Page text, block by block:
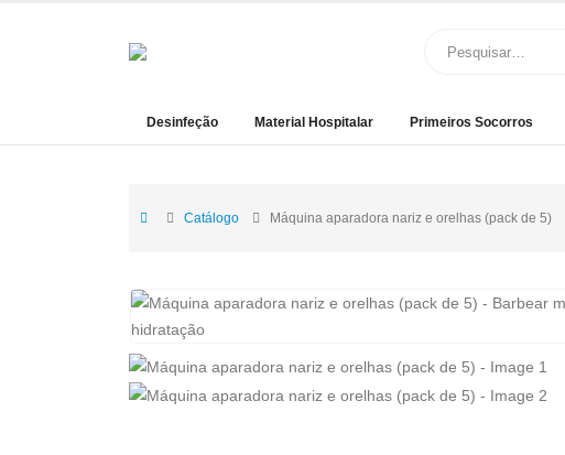
Desinfeção Material Hospitalar Primeiros Socorros
Catálogo Máquina aparadora nariz e orelhas (pack de 5)